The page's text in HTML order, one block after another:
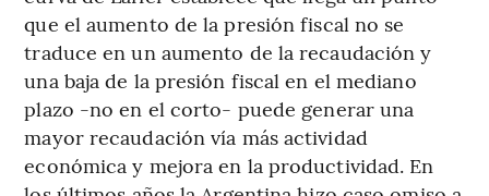
que el aumento de la presión fiscal no se
traduce en un aumento de la recaudación y
una baja de la presión fiscal en el mediano
plazo -no en el corto- puede generar una
mayor recaudación vía más actividad
económica y mejora en la productividad. En